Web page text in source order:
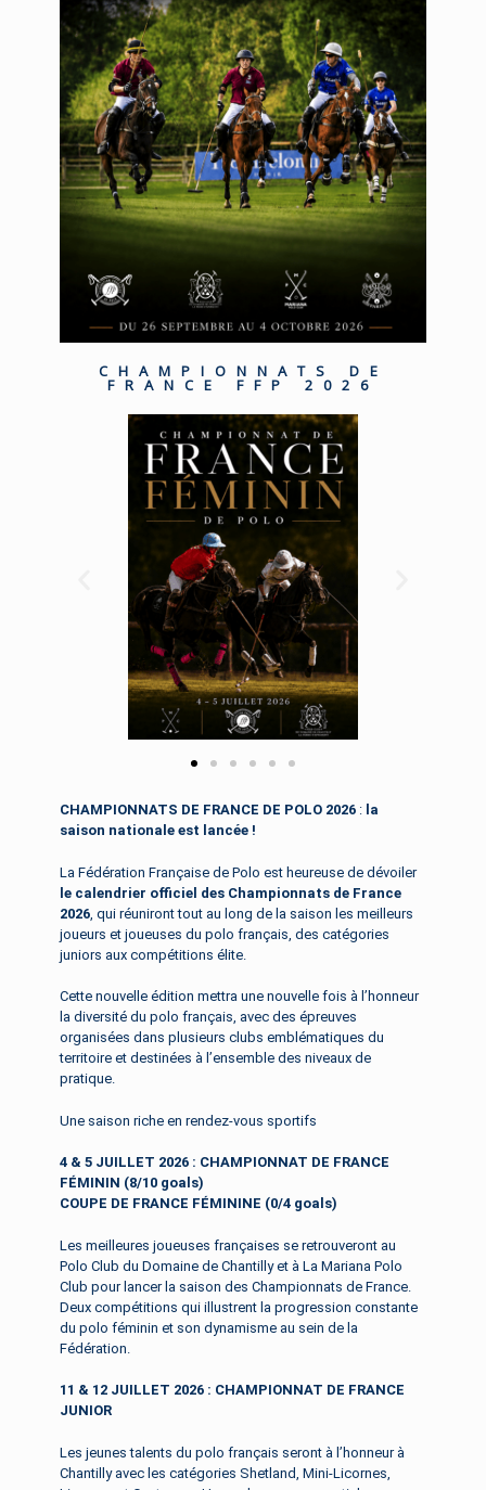
CHAMPIONNATS DE
FRANCE FFP 2026
CHAMPIONNATS DE FRANCE DE POLO 2026 : la
saison nationale est lancée !
La Fédération Française de Polo est heureuse de dévoiler
le calendrier officiel des Championnats de France
2026 , qui réuniront tout au long de la saison les meilleurs
joueurs et joueuses du polo français, des catégories
juniors aux compétitions élite.
Cette nouvelle édition mettra une nouvelle fois à l’honneur
la diversité du polo français, avec des épreuves
organisées dans plusieurs clubs emblématiques du
territoire et destinées à l’ensemble des niveaux de
pratique.
Une saison riche en rendez-vous sportifs
4 & 5 JUILLET 2026 : CHAMPIONNAT DE FRANCE
FÉMININ (8/10 goals)
COUPE DE FRANCE FÉMININE (0/4 goals)
Les meilleures joueuses françaises se retrouveront au
Polo Club du Domaine de Chantilly et à La Mariana Polo
Club pour lancer la saison des Championnats de France.
Deux compétitions qui illustrent la progression constante
du polo féminin et son dynamisme au sein de la
Fédération.
11 & 12 JUILLET 2026 : CHAMPIONNAT DE FRANCE
JUNIOR
Les jeunes talents du polo français seront à l’honneur à
Chantilly avec les catégories Shetland, Mini-Licornes,